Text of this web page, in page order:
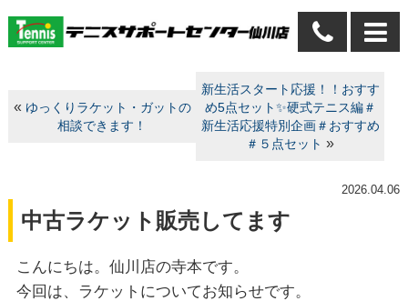
« ゆっくりラケット・ガットの
相談できます！
新生活スタート応援！！おすす
め5点セット✨硬式テニス編＃
新生活応援特別企画＃おすすめ
＃５点セット »
2026.04.06
中古ラケット販売してます
こんにちは。仙川店の寺本です。
今回は、ラケットについてお知らせです。